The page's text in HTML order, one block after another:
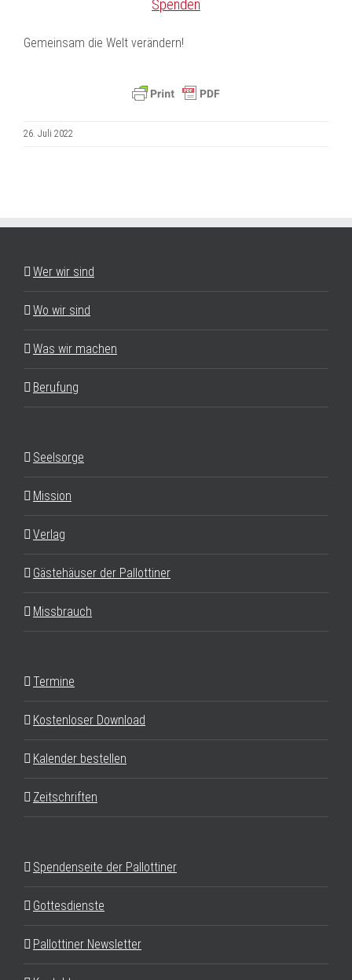
Spenden
Gemeinsam die Welt verändern!
26. Juli 2022
Wer wir sind
Wo wir sind
Was wir machen
Berufung
Seelsorge
Mission
Verlag
Gästehäuser der Pallottiner
Missbrauch
Termine
Kostenloser Download
Kalender bestellen
Zeitschriften
Spendenseite der Pallottiner
Gottesdienste
Pallottiner Newsletter